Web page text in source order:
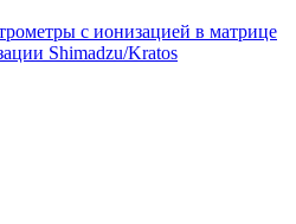
с ионизацией в матрице
Shimadzu/Kratos